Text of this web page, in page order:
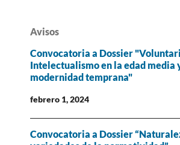
Avisos
Convocatoria a Dossier
Intelectualismo en la edad media
modernidad temprana"
febrero 1, 2024
Convocatoria a Dossier